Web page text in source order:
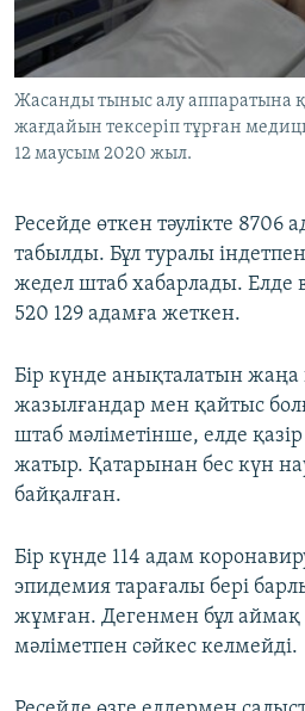
ЖАЗЫЛЫҢЫЗ
Басқа тілдерде
Жасанды тыныс алу аппаратына
жағдайын тексеріп тұрған
12 маусым 2020 жыл.
Ресейде өткен тәулікте 8706
табылды. Бұл туралы
жедел штаб хабарлады. Елде
520 129 адамға жеткен.
Бір күнде анықталатын жаңа
жазылғандар мен қайтыс
штаб мәліметінше, елде
жатыр. Қатарынан бес күн
байқалған.
Бір күнде 114 адам
эпидемия тарағалы бері
жұмған. Дегенмен бұл аймақ
мәліметпен сәйкес келмейді.